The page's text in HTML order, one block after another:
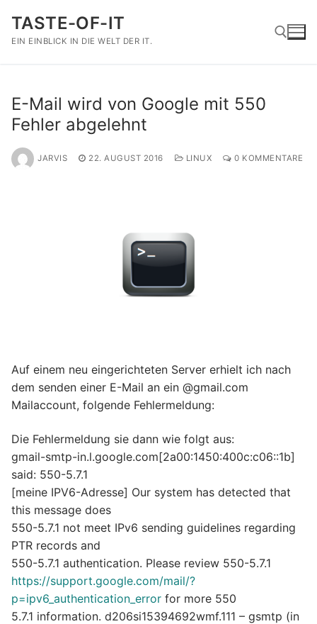
Inhalt
springen
TASTE-OF-IT
EIN EINBLICK IN DIE WELT DER IT.
E-Mail wird von Google mit 550
Fehler abgelehnt
JARVIS 22. AUGUST 2016 LINUX 0 KOMMENTARE
Auf einem neu eingerichteten Server erhielt ich nach
dem senden einer E-Mail an ein @gmail.com
Mailaccount, folgende Fehlermeldung:
Die Fehlermeldung sie dann wie folgt aus:
gmail-smtp-in.l.google.com[2a00:1450:400c:c06::1b]
said: 550-5.7.1
[meine IPV6-Adresse] Our system has detected that
this message does
550-5.7.1 not meet IPv6 sending guidelines regarding
PTR records and
550-5.7.1 authentication. Please review 550-5.7.1
https://support.google.com/mail/?
p=ipv6_authentication_error for more 550
5.7.1 information. d206si15394692wmf.111 – gsmtp (in